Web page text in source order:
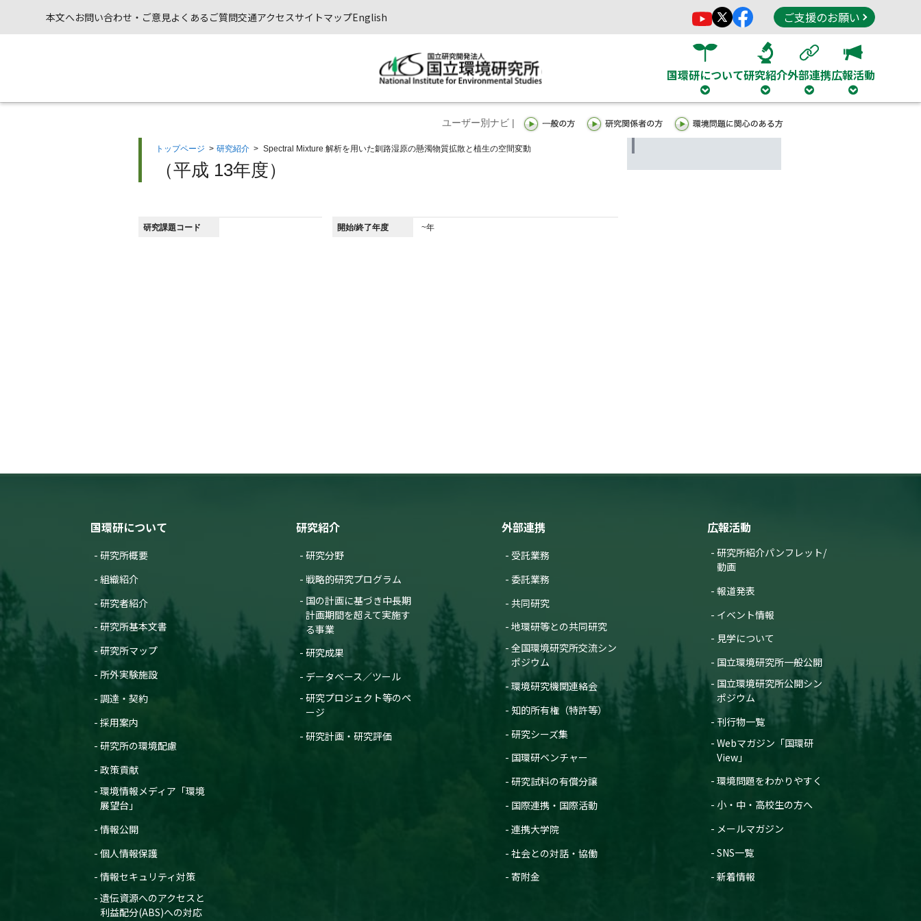
本文へお問い合わせ・ご意見よくあるご質問交通アクセスサイトマップEnglish ご支援のお願い
国環研について研究紹介外部連携広報活動
ユーザー別ナビ |
トップページ > 研究紹介 > Spectral Mixture 解析を用いた釧路湿原の懸濁物質拡散と植生の空間変動
（平成 13年度）
研究課題コード 開始/終了年度 ~年
国環研について
研究所概要
組織紹介
研究者紹介
研究所基本文書
研究所マップ
所外実験施設
調達・契約
採用案内
研究所の環境配慮
政策貢献
環境情報メディア「環境
展望台」
情報公開
個人情報保護
情報セキュリティ対策
遺伝資源へのアクセスと
利益配分(ABS)への対応
研究紹介
研究分野
戦略的研究プログラム
国の計画に基づき中長期
計画期間を超えて実施す
る事業
研究成果
データベース／ツール
研究プロジェクト等のペ
ージ
研究計画・研究評価
外部連携
受託業務
委託業務
共同研究
地環研等との共同研究
全国環境研究所交流シン
ポジウム
環境研究機関連絡会
知的所有権（特許等）
研究シーズ集
国環研ベンチャー
研究試料の有償分譲
国際連携・国際活動
連携大学院
社会との対話・協働
寄附金
広報活動
研究所紹介パンフレット/
動画
報道発表
イベント情報
見学について
国立環境研究所一般公開
国立環境研究所公開シン
ポジウム
刊行物一覧
Webマガジン「国環研
View」
環境問題をわかりやすく
小・中・高校生の方へ
メールマガジン
SNS一覧
新着情報